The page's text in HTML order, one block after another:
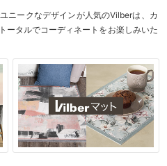
ニークなデザインが人気のVilberは、カ
ータルでコーディネートをお楽しみいた